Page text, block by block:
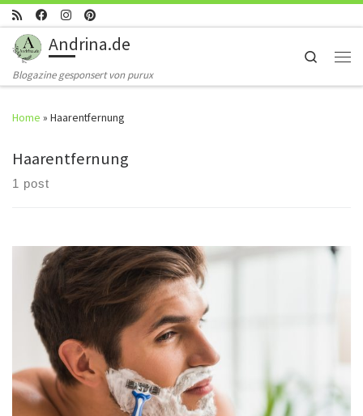
Skip to content
Andrina.de
Blogazine gesponsert von purux
Search
Home » Haarentfernung
Haarentfernung
1 post